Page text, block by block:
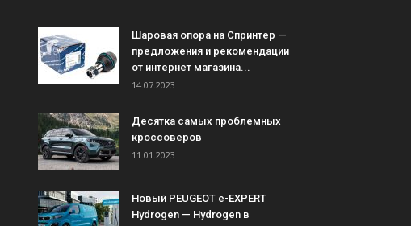
Шаровая опора на Спринтер —
предложения и рекомендации
от интернет магазина...
14.07.2023
Десятка самых проблемных
кроссоверов
11.01.2023
Новый PEUGEOT e-EXPERT
Hydrogen — Hydrogen в